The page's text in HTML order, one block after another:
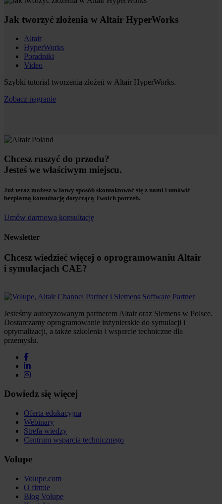
Jak tworzyć złożenia w Altair HyperWorks
Altair
HyperWorks
Poradniki
Video
Szybki tutorial tworzenia złożeń w Altair HyperWorks.
Zobacz nagranie
Chcesz ruszyć do przodu?
Jesteś we właściwym miejscu.
Już teraz możesz w łatwy sposób skontaktować się z nami i umówić
bezpłatną konsultację dotyczącą Twoich potrzeb.
Umów darmową konsultację
Newsletter
Chcesz wiedzieć więcej o oprogramowaniu Altair
i symulacjach CAE?
Jesteśmy autoryzowanym partnerem Altair oraz Siemens w Polsce.
Dostarczamy oprogramowanie inżynierskie do symulacji i
optymalizacji, a także szkolenia i wsparcie techniczne dla
przemysłu.
Dowiedz się więcej
Oferta edukacyjna
Webinary
Strefa wiedzy
Centrum wsparcia technicznego
Volupe
Volupe.com
O firmie
Blog Volupe